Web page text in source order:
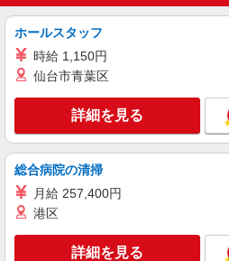
西区姪の浜
キープ
株式会社kotrio /●FK-H-1981481
九大学研都市駅｜
りなど＊未経験歓
時給1450円〜
キープ
ホールスタッフ
時給 1,150円
仙台市青葉区
詳細を見る
総合病院の清掃
月給 257,400円
港区
詳細を見る